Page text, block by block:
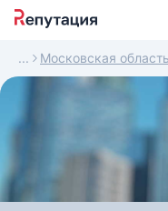
Московская область